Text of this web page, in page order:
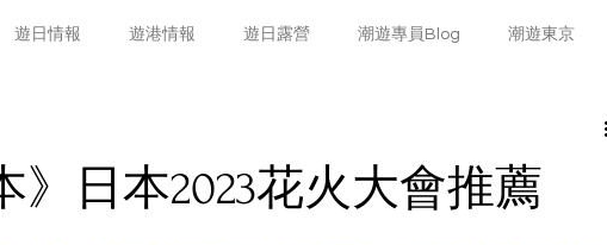
遊日情報 遊港情報 遊日露營 潮遊專員Blog 潮遊東京
島
》日本2023花火大會推薦